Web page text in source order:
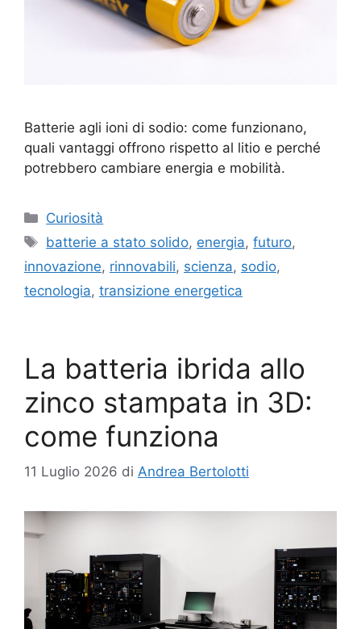
Batterie agli ioni di sodio: come funzionano,
quali vantaggi offrono rispetto al litio e perché
potrebbero cambiare energia e mobilità.
Categorie
Curiosità
Tag
batterie a stato solido, energia,futuro,
innovazione, rinnovabili, scienza, sodio,
tecnologia, transizione energetica
La batteria ibrida allo
zinco stampata in 3D:
come funziona
11 Luglio 2026 di Andrea Bertolotti